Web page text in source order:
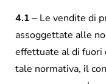
4.1 – Le vendite di
assoggettate alle
effettuate al di fuori
tale normativa, il